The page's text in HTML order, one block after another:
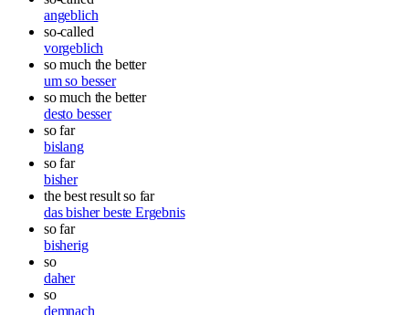
angeblich
so-called
vorgeblich
so much the better
um so besser
so much the better
desto besser
so far
bislang
so far
bisher
the best result so far
das bisher beste Ergebnis
so far
bisherig
so
daher
so
demnach